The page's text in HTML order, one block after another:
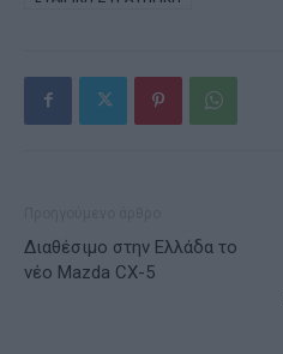
Διαθέσιμο στην Ελλάδα το
νέο Mazda CX-5